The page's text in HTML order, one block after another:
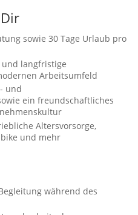
sowie 30 Tage Urlaub pro
langfristige
Arbeitsumfeld
und
ein freundschaftliches
Altersvorsorge,
und mehr
während des